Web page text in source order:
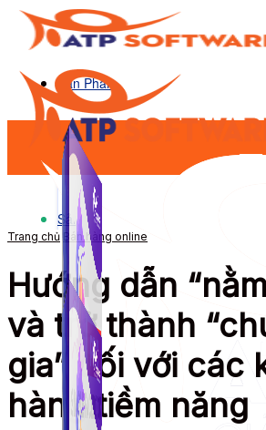
Sản Phẩm
Sản Phẩm
Trang chủ Bán hàng online
Hướng dẫn
và trở thành
gia” đối với các
hàng tiềm năng